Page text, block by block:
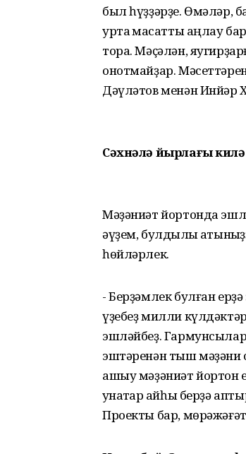
был һүҙҙәрҙе. Өмәләр,
уртаҡ маҡсатты аңлау
тора. Мәҫәлән,
онотмайҙар.
Дәүләтов менән Инйәр
Сәхнәлә йырлағы килә
Мәҙәниәт йортонда
әүҙем, булдыҡлы
һөйләрлек.
- Берҙәмлек булған
үҙебеҙ милли
эшләйбеҙ.
эштәренән тыш мәҙәни
ашыу мәҙәниәт йортон
ҡунаҡтар ҡайһы берҙә
Проекты бар,